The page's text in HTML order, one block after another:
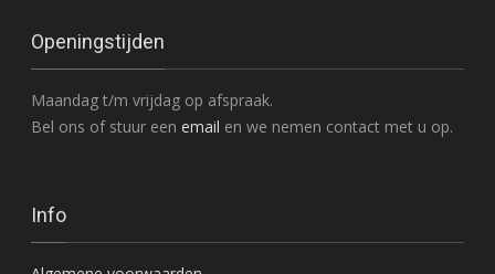
Openingstijden
Maandag t/m vrijdag op afspraak.
Bel ons of stuur een email en we nemen contact met u op.
Info